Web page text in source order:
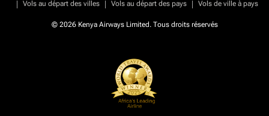
|
Vols au départ des villes | Vols au départ des pays | Vols de ville à pays
© 2026 Kenya Airways Limited. Tous droits réservés